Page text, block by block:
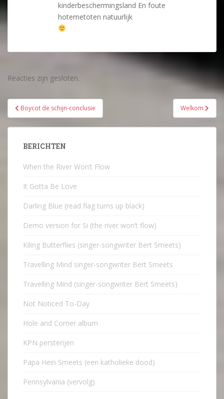
kinderbeschermingsland En foute
hotemetoten natuurlijk
Reacties zijn gesloten.
Bericht
navigatie
Boycot de schijn-conclusie Welkom
BERICHTEN
When the River Won’t Flow
It Gotta Be Love
Darling Blue (read flag turns up black)
Demo version for Si (the river won’t flow)
Kiling Butterflies (singer-songwriter Bert Smeets)
Travelling Mind singer-songwriter Bert Smeets
Travelling Mind (singer-songwriter Bert Smeets)
Not Noticed To-Day
Hole and Corner album
KPN persterijen
Papa Hein Smeets (een katholieke dood)
Pennsylvania (vervolg)